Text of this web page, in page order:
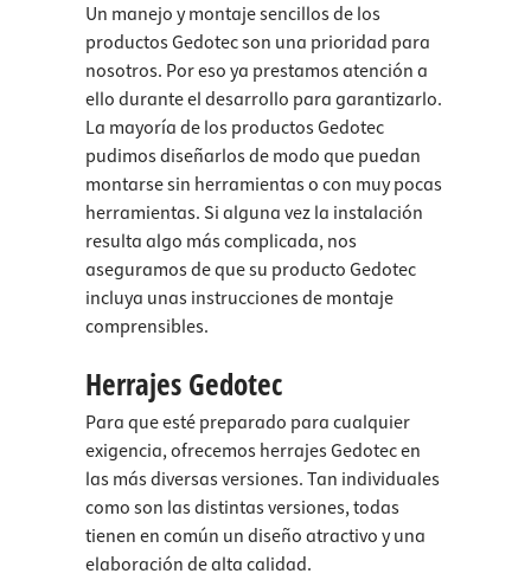
Un manejo y montaje sencillos de los
productos Gedotec son una prioridad para
nosotros. Por eso ya prestamos atención a
ello durante el desarrollo para garantizarlo.
La mayoría de los productos Gedotec
pudimos diseñarlos de modo que puedan
montarse sin herramientas o con muy pocas
herramientas. Si alguna vez la instalación
resulta algo más complicada, nos
aseguramos de que su producto Gedotec
incluya unas instrucciones de montaje
comprensibles.
Herrajes Gedotec
Para que esté preparado para cualquier
exigencia, ofrecemos herrajes Gedotec en
las más diversas versiones. Tan individuales
como son las distintas versiones, todas
tienen en común un diseño atractivo y una
elaboración de alta calidad.